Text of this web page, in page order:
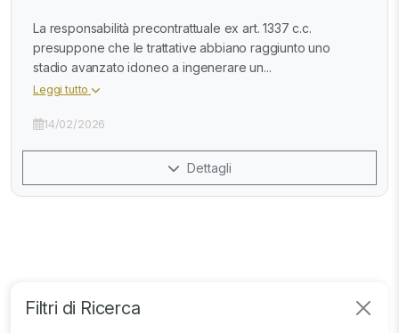
Filtri di Ricerca
La responsabilità precontrattuale ex art. 1337 c.c.
presuppone che le trattative abbiano raggiunto uno
stadio avanzato idoneo a ingenerare un...
Leggi tutto
14/02/2026
Dettagli